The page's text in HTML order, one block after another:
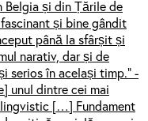
Belgia și din Țările de
și bine gândit
până la sfârșit și
narativ, dar și de
serios în același timp.” -
unul dintre cei mai
[…] Fundament